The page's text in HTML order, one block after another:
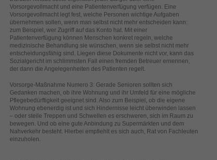
Vorsorgevollmacht und eine Patientenverfügung verfügen. Eine
Vorsorgevollmacht legt fest, welche Personen wichtige Aufgaben
übernehmen sollen, wenn man selbst nicht mehr entscheiden kann:
zum Beispiel, wer Zugriff auf das Konto hat. Mit einer
Patientenverfügung können Menschen konkret regeln, welche
medizinische Behandlung sie wünschen, wenn sie selbst nicht mehr
entscheidungsfähig sind. Liegen diese Dokumente nicht vor, kann das
Sozialgericht im schlimmsten Fall einen fremden Betreuer ernennen,
der dann die Angelegenheiten des Patienten regelt.
Vorsorge-Maßnahme Numero 3: Gerade Senioren sollten sich
Gedanken machen, ob ihre Wohnung und ihr Umfeld für eine mögliche
Pflegebedürftigkeit geeignet sind. Also zum Beispiel, ob die eigene
Wohnung ebenerdig ist und sich Hindernisse leicht überwinden lassen
– oder steile Treppen und Schwellen es erschweren, sich im Raum zu
bewegen. Und ob eine gute Anbindung zu Supermärkten und dem
Nahverkehr besteht. Hierbei empfiehlt es sich auch, Rat von Fachleuten
einzuholen.
werden, bedarf der Zugriff auf diese Inhalte keiner manuellen Einwilligung
mehr.
Cookie-Informationen anzeigen
powered by Borlabs Cookie
Datenschutzerklärung
Impressum